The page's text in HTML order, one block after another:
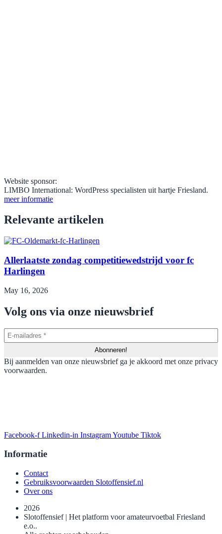
Website sponsor:
LIMBO International: WordPress specialisten uit hartje Friesland.
meer informatie
Relevante artikelen
Allerlaatste zondag competitiewedstrijd voor fc
Harlingen
May 16, 2026
Volg ons via onze nieuwsbrief
Bij aanmelden van onze nieuwsbrief ga je akkoord met onze privacy
voorwaarden.
Facebook-f Linkedin-in InstagramYoutube Tiktok
Informatie
Contact
Gebruiksvoorwaarden Slotoffensief.nl
Over ons
2026
Slotoffensief | Het platform voor amateurvoetbal Friesland
e.o..